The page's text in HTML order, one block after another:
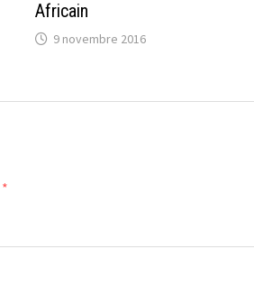
Africain
9 novembre 2016
*